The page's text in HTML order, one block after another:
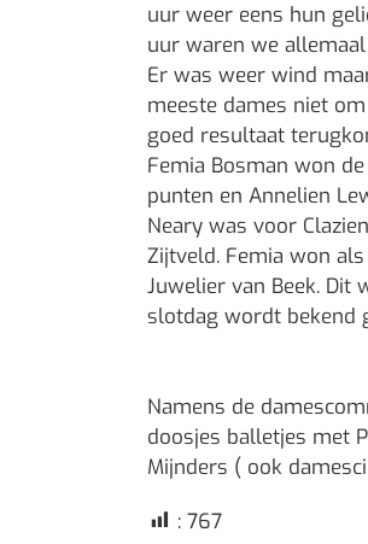
uur weer eens hun
uur waren we
Er was weer wind
meeste dames niet
goed resultaat
Femia Bosman won
punten en Annelien
Neary was voor
Zijtveld. Femia won
Juwelier van Beek. Dit
slotdag wordt bekend
Namens de
doosjes balletjes met
Mijnders ( ook
: 767